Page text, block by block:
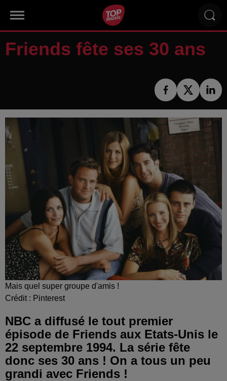
Friends fête ses 30 ans
Mais quel super groupe d'amis !
Crédit : Pinterest
NBC a diffusé le tout premier
épisode de Friends aux Etats-Unis le
22 septembre 1994. La série fête
donc ses 30 ans ! On a tous un peu
grandi avec Friends !